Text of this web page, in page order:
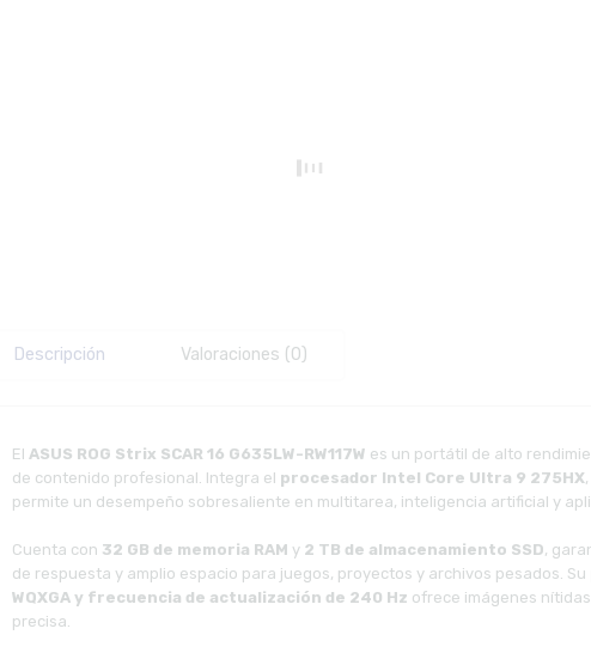
Descripción Valoraciones (0)
El ASUS ROG Strix SCAR 16 G635LW-RW117W es un portátil de alto
de contenido profesional. Integra el procesador Intel Core Ultra 9 275HX
permite un desempeño sobresaliente en multitarea, inteligencia artificial y
Cuenta con 32 GB de memoria RAM y 2 TB de almacenamiento SSD,
de respuesta y amplio espacio para juegos, proyectos y archivos pesados. Su
WQXGA y frecuencia de actualización de 240 Hz ofrece imágenes
precisa.